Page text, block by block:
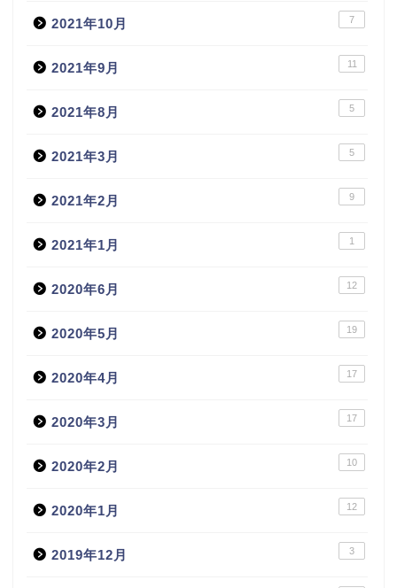
2021年10月 7
2021年9月 11
2021年8月 5
2021年3月 5
2021年2月 9
2021年1月 1
2020年6月 12
2020年5月 19
2020年4月 17
2020年3月 17
2020年2月 10
2020年1月 12
2019年12月 3